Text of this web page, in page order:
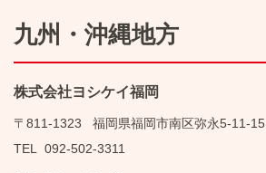
九州・沖縄地方
株式会社ヨシケイ福岡
〒811-1323
福岡県福岡市南区弥永5-11-15
TEL
092-502-3311